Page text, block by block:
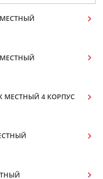
МЕСТНЫЙ
МЕСТНЫЙ
МЕСТНЫЙ 4 КОРПУС